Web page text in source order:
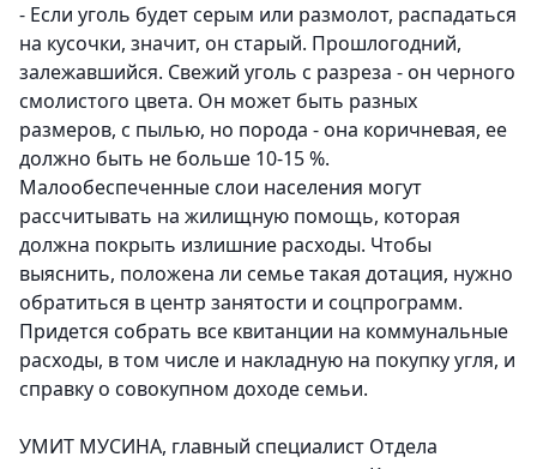
- Если уголь будет серым или размолот, распадаться
на кусочки, значит, он старый. Прошлогодний,
залежавшийся. Свежий уголь с разреза - он черного
смолистого цвета. Он может быть разных
размеров, с пылью, но порода - она коричневая, ее
должно быть не больше 10-15 %.
Малообеспеченные слои населения могут
рассчитывать на жилищную помощь, которая
должна покрыть излишние расходы. Чтобы
выяснить, положена ли семье такая дотация, нужно
обратиться в центр занятости и соцпрограмм.
Придется собрать все квитанции на коммунальные
расходы, в том числе и накладную на покупку угля, и
справку о совокупном доходе семьи.
УМИТ МУСИНА, главный специалист Отдела